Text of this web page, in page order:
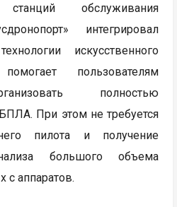
станций обслуживания
интегрировал
искусственного
пользователям
полностью
При этом не требуется
пилота и получение
большого объема
с аппаратов.